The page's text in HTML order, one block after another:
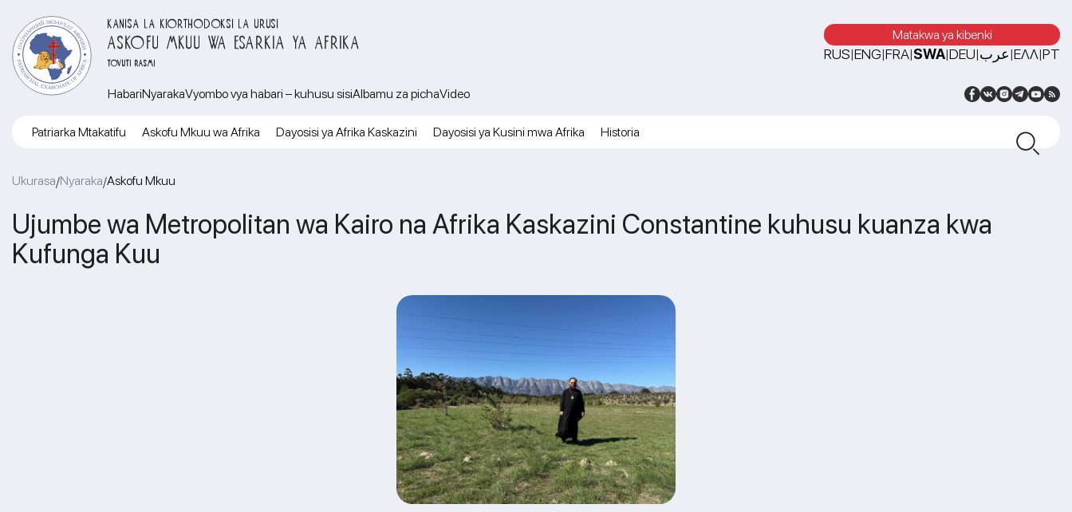
KANISA LA KIORTHODOKSI LA URUSI
ASKOFU MKUU WA ESARKIA YA AFRIKA
TOVUTI RASMI
Matakwa ya kibenki
RUS|ENG|FRA|SWA|DEU|عرب|ΕΛΛ|PT
HabariNyarakaVyombo vya habari – kuhusu sisiAlbamu za pichaVideo
Patriarka Mtakatifu Askofu Mkuu wa Afrika Dayosisi ya Afrika Kaskazini Dayosisi ya Kusini mwa Afrika Historia
Ukurasa/Nyaraka/Askofu Mkuu
Ujumbe wa Metropolitan wa Kairo na Afrika Kaskazini Constantine kuhusu kuanza kwa
Kufunga Kuu